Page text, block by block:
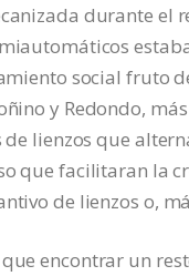
durante el
social fruto
y Redondo,
de lienzos que
que facilitaran la
de lienzos o,
encontrar un